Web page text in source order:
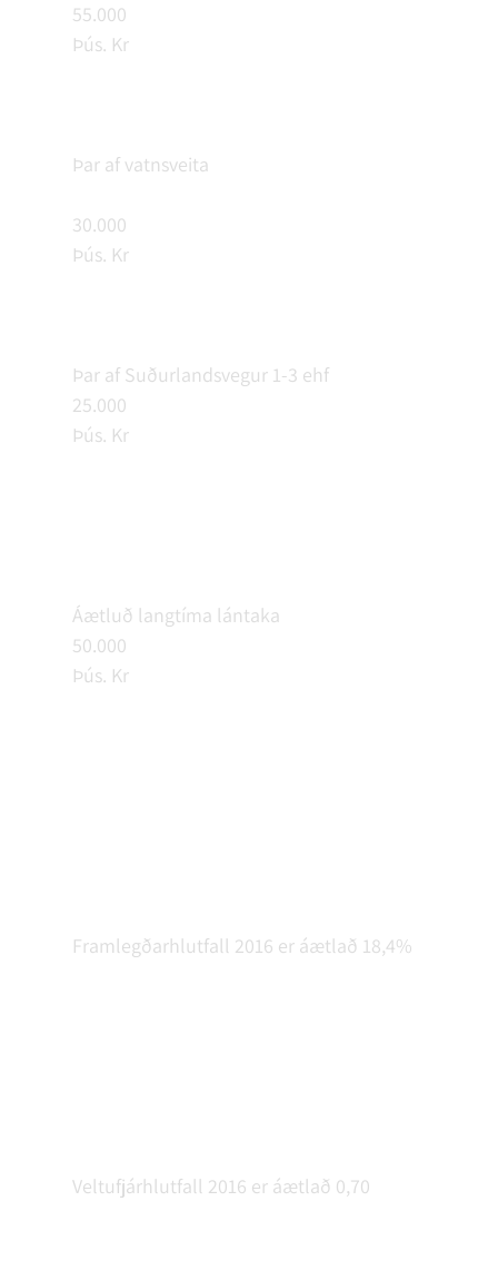
55.000
Þús. Kr
Þar af vatnsveita
30.000
Þús. Kr
Þar af Suðurlandsvegur 1-3 ehf
25.000
Þús. Kr
Áætluð langtíma lántaka
50.000
Þús. Kr
Framlegðarhlutfall 2016 er áætlað 18,4%
Veltufjárhlutfall 2016 er áætlað 0,70